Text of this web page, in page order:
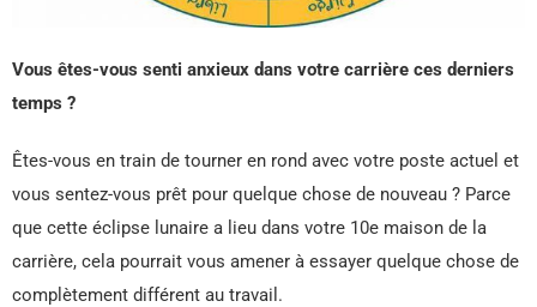
Vous êtes-vous senti anxieux dans votre carrière ces derniers
temps ?
Êtes-vous en train de tourner en rond avec votre poste actuel et
vous sentez-vous prêt pour quelque chose de nouveau ? Parce
que cette éclipse lunaire a lieu dans votre 10e maison de la
carrière, cela pourrait vous amener à essayer quelque chose de
complètement différent au travail.